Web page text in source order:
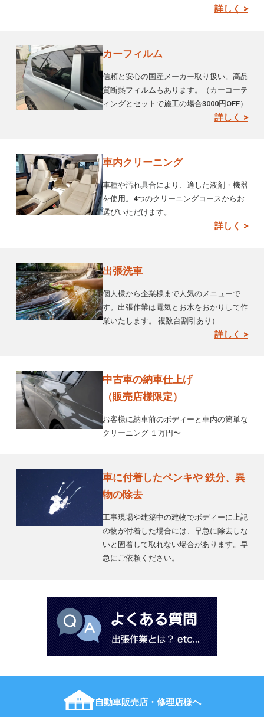
詳しく >
カーフィルム
信頼と安心の国産メーカー取り扱い。高品
質断熱フィルムもあります。（カーコーテ
ィングとセットで施工の場合3000円OFF）
詳しく >
車内クリーニング
車種や汚れ具合により、適した液剤・機器
を使用。4つのクリーニングコースからお
選びいただけます。
詳しく >
出張洗車
個人様から企業様まで人気のメニューで
す。出張作業は電気とお水をおかりして作
業いたします。 複数台割引あり）
詳しく >
中古車の納車仕上げ
（販売店様限定）
お客様に納車前のボディーと車内の簡単な
クリーニング １万円〜
車に付着したペンキや 鉄分、異
物の除去
工事現場や建築中の建物でボディーに上記
の物が付着した場合には、早急に除去しな
いと固着して取れない場合があります。早
急にご依頼ください。
自動車販売店・修理店様へ